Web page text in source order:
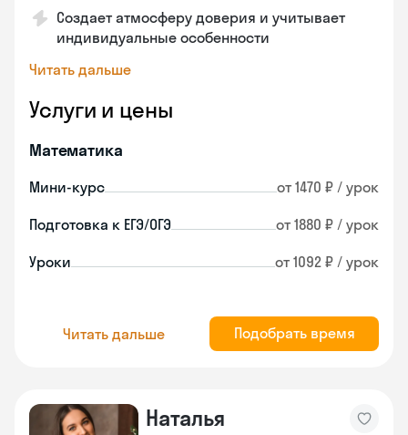
Создает атмосферу доверия и учитывает
индивидуальные особенности
Читать дальше
Услуги и цены
Математика
Мини-курс от 1470 ₽ / урок
Подготовка к ЕГЭ/ОГЭ от 1880 ₽ / урок
Уроки от 1092 ₽ / урок
Читать дальше Подобрать время
Наталья